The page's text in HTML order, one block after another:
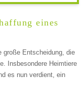
eines
große Entscheidung, die
Insbesondere Heimtiere
es nun verdient, ein